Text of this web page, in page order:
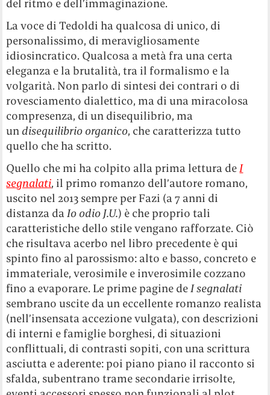
del ritmo e dell’immaginazione.
La voce di Tedoldi ha qualcosa di unico, di
personalissimo, di meravigliosamente
idiosincratico. Qualcosa a metà fra una certa
eleganza e la brutalità, tra il formalismo e la
volgarità. Non parlo di sintesi dei contrari o di
rovesciamento dialettico, ma di una miracolosa
compresenza, di un disequilibrio, ma
un disequilibrio organico, che caratterizza tutto
quello che ha scritto.
Quello che mi ha colpito alla prima lettura deI
segnalati, il primo romanzo dell’autore romano,
uscito nel 2013 sempre per Fazi (a 7 anni di
distanza daIo odio J.U.) è che proprio tali
caratteristiche dello stile vengano rafforzate. Ciò
che risultava acerbo nel libro precedente è qui
spinto fino al parossismo: alto e basso, concreto e
immateriale, verosimile e inverosimile cozzano
fino a evaporare. Le prime pagine deI segnalati
sembrano uscite da un eccellente romanzo realista
(nell’insensata accezione vulgata), con descrizioni
di interni e famiglie borghesi, di situazioni
conflittuali, di contrasti sopiti, con una scrittura
asciutta e aderente: poi piano piano il racconto si
sfalda, subentrano trame secondarie irrisolte,